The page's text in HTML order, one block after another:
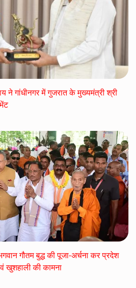
ने गांधीनगर में गुजरात के मुख्यमंत्री श्री
गौतम बुद्ध की पूजा-अर्चना कर प्रदेश
खुशहाली की कामना